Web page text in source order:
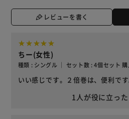
レビューを書く
ちー(女性)
種類 : シングル ｜ セット数 : 4個セット 購
いい感じです。２倍巻は、便利です
1 人が役に立っ